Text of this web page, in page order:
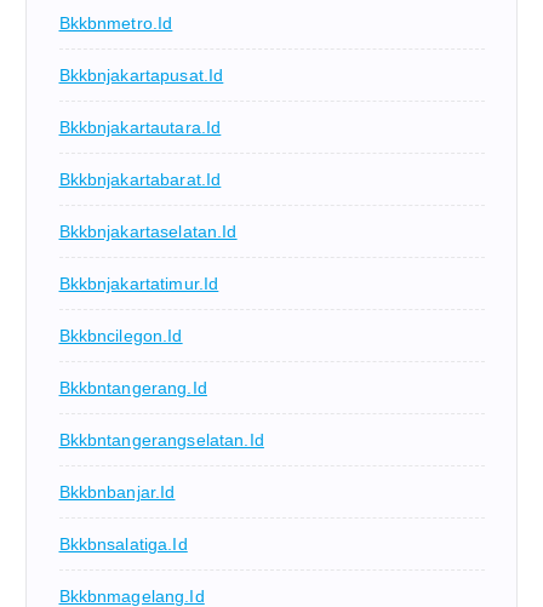
Bkkbnmetro.id
Bkkbnjakartapusat.id
Bkkbnjakartautara.id
Bkkbnjakartabarat.id
Bkkbnjakartaselatan.id
Bkkbnjakartatimur.id
Bkkbncilegon.id
Bkkbntangerang.id
Bkkbntangerangselatan.id
Bkkbnbanjar.id
Bkkbnsalatiga.id
Bkkbnmagelang.id